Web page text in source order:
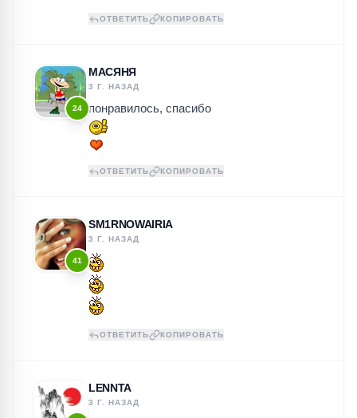
ОТВЕТИТЬ КОПИРОВАТЬ
24
MАСЯНЯ
3 Г. НАЗАД
понравилось, спасибо
ОТВЕТИТЬ КОПИРОВАТЬ
41
SM1RNOWAIRIA
3 Г. НАЗАД
ОТВЕТИТЬ КОПИРОВАТЬ
LENNTA
3 Г. НАЗАД